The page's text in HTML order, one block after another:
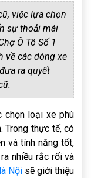
việc lựa chọn
sự thoải mái
Ô Tô Số 1
về các dòng xe
ra quyết
chọn loại xe phù
Trong thực tế, có
và tính năng tốt,
nhiều rắc rối và
Nộisẽ giới thiệu